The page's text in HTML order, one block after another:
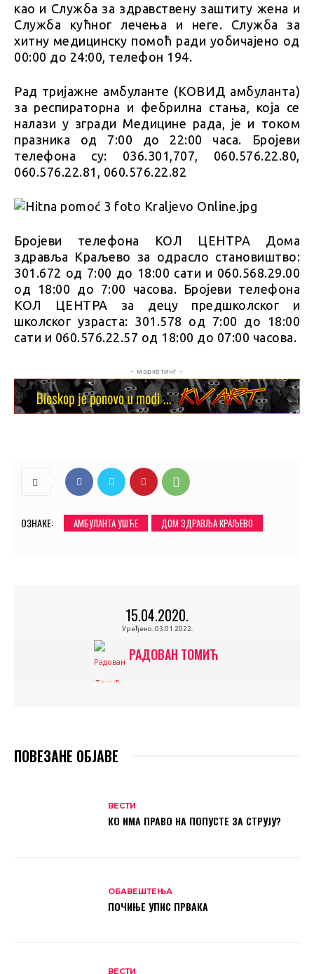
као и Служба за здравствену заштиту жена и
Служба кућног лечења и неге. Служба за
хитну медицинску помоћ ради уобичајено од
00:00 до 24:00, телефон 194.
Рад тријажне амбуланте (КОВИД амбуланта)
за респираторна и фебрилна стања, која се
налази у згради Медицине рада, је и током
празника од 7:00 до 22:00 часа. Бројеви
телефона су: 036.301,707, 060.576.22.80,
060.576.22.81, 060.576.22.82
Бројеви телефона КОЛ ЦЕНТРА Дома
здравља Краљево за одрасло становиштво:
301.672 од 7:00 до 18:00 сати и 060.568.29.00
од 18:00 до 7:00 часова. Бројеви телефона
КОЛ ЦЕНТРА за децу предшколског и
школског узраста: 301.578 од 7:00 до 18:00
сати и 060.576.22.57 од 18:00 до 07:00 часова.
- маркетинг -
ОЗНАКЕ: АМБУЛАНТА УШЋЕ ДОМ ЗДРАВЉА КРАЉЕВО
15.04.2020.
Уређено: 03.01.2022.
РАДОВАН ТОМИЋ
ПОВЕЗАНЕ ОБЈАВЕ
ВЕСТИ
КО ИМА ПРАВО НА ПОПУСТЕ ЗА СТРУЈУ?
ОБАВЕШТЕЊА
ПОЧИЊЕ УПИС ПРВАКА
ВЕСТИ